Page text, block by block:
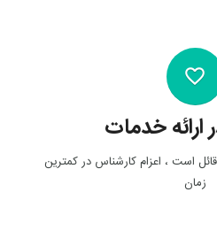
favorite_outline
خدمات
است ، اعزام کارشناس در کمترین
زمان